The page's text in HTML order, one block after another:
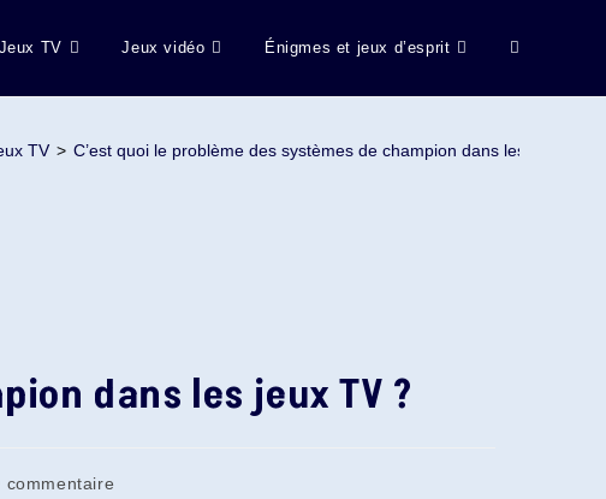
Jeux TV Jeux vidéo Énigmes et jeux d’esprit Toggle
website
TV > C’est quoi le problème des systèmes de champion dans les jeux TV ?
dans les jeux TV ?
commentaire